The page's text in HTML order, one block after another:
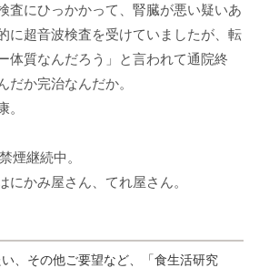
査にひっかかって、腎臓が悪い疑いあ
に超音波検査を受けていましたが、転
体質なんだろう」と言われて通院終
だか完治なんだか。
。
煙継続中。
にかみ屋さん、てれ屋さん。
、その他ご要望など、「食生活研究